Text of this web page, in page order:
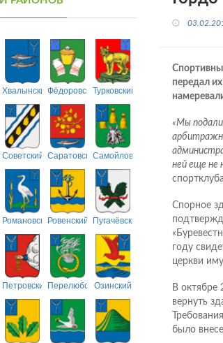
ХвалынскийФёдоровскийТурковский
Советский СаратовскийСамойловский
РомановскийРовенский Пугачёвский
ПетровскийПерелюбскийОзинский
передал
«Мы
ней еще не
Спорное
году
церкви
В октябре
вернуть
было